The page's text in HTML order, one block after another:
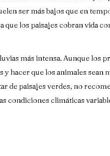
ser más bajos que en
que los paisajes cobran vida
más intensa. Aunque los
hacer que los animales sean
de paisajes verdes, no
condiciones climáticas